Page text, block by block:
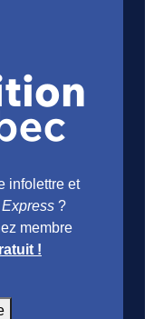
infolettre et
?
membre
!